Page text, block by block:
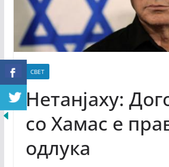
СВЕТ
Нетанјаху:
со Хамас е
одлука